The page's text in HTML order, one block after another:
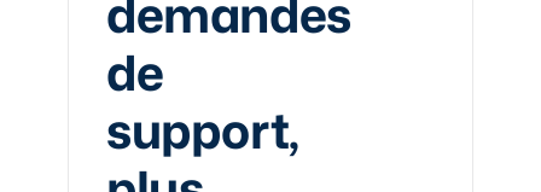
demandes
de
support,